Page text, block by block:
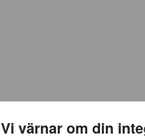
Vi värnar om din